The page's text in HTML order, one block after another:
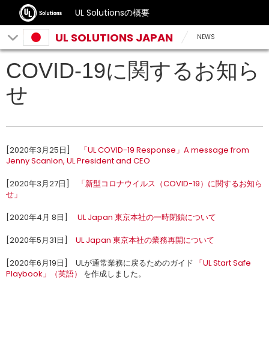
UL Solutionsの概要
UL SOLUTIONS JAPAN NEWS
COVID-19に関するお知ら
せ
[2020年3月25日]
「UL COVID-19 Response」A message from
Jenny Scanlon, UL President and CEO
[2020年3月27日]
「新型コロナウイルス（COVID-19）に関するお知ら
せ」
[2020年4月 8日] UL Japan 東京本社の一時閉鎖について
[2020年5月31日] UL Japan 東京本社の業務再開について
[2020年6月19日] ULが通常業務に戻るためのガイド 「UL Start Safe
Playbook」（英語）
を作成しました。